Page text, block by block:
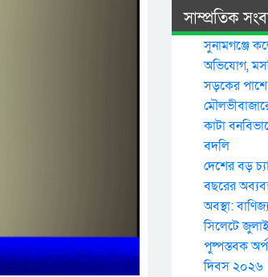
সাম্প্রতিক
সুনামগঞ্জে
অভিযোগ,
সড়কের পাশে
কাটা
বদলি
দেশের বড়
বছরের
অবস্থা:
সিলেটে
পুষ্পস্তবক
দিবস ২০২৬